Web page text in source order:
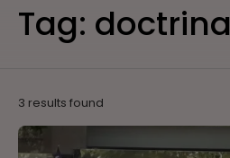
Tag: doctrina
3 results found